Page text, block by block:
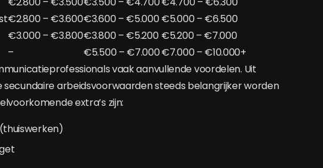
€2.800 – €3.600€3.600 – €5.000€5.000 – €6.500
€3.000 – €3.800€3.800 – €5.200 €5.200 – €7.000
– €5.500 – €7.000€7.000 – €10.000+
vaak aanvullende voordelen. Uit
arbeidsvoorwaarden steeds belangrijker worden
extra’s zijn: